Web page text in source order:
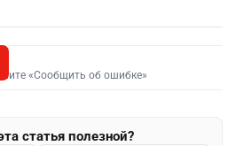
«Сообщить об ошибке»
статья полезной?